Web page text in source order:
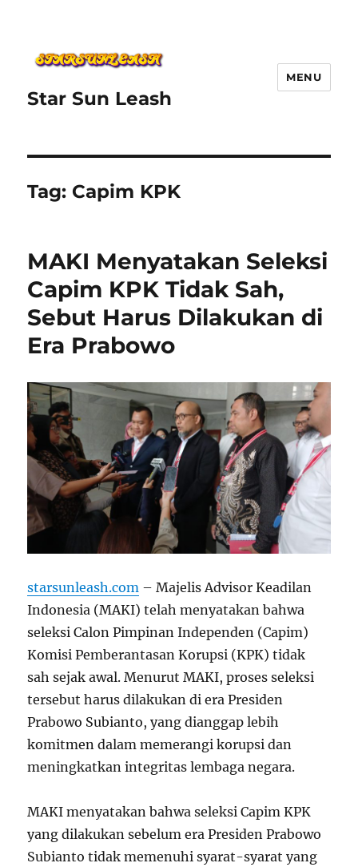
Star Sun Leash
MENU
Tag: Capim KPK
MAKI Menyatakan Seleksi
Capim KPK Tidak Sah,
Sebut Harus Dilakukan di
Era Prabowo
starsunleash.com – Majelis Advisor Keadilan
Indonesia (MAKI) telah menyatakan bahwa
seleksi Calon Pimpinan Independen (Capim)
Komisi Pemberantasan Korupsi (KPK) tidak
sah sejak awal. Menurut MAKI, proses seleksi
tersebut harus dilakukan di era Presiden
Prabowo Subianto, yang dianggap lebih
komitmen dalam memerangi korupsi dan
meningkatkan integritas lembaga negara.
MAKI menyatakan bahwa seleksi Capim KPK
yang dilakukan sebelum era Presiden Prabowo
Subianto tidak memenuhi syarat-syarat yang